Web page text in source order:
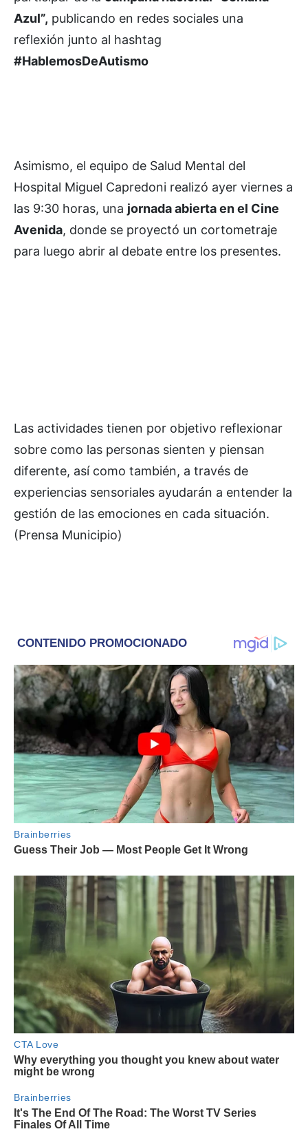
Azul”, publicando en redes sociales una
reflexión junto al hashtag
#HablemosDeAutismo
Asimismo, el equipo de Salud Mental del
Hospital Miguel Capredoni realizó ayer viernes a
las 9:30 horas, una jornada abierta en el Cine
Avenida, donde se proyectó un cortometraje
para luego abrir al debate entre los presentes.
Las actividades tienen por objetivo reflexionar
sobre como las personas sienten y piensan
diferente, así como también, a través de
experiencias sensoriales ayudarán a entender la
gestión de las emociones en cada situación.
(Prensa Municipio)